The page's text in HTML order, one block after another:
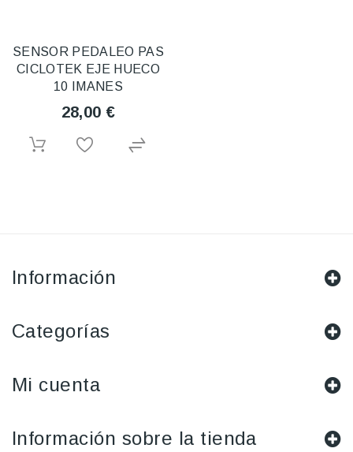
SENSOR PEDALEO PAS
CICLOTEK EJE HUECO
10 IMANES
28,00 €
Información
Categorías
Mi cuenta
Información sobre la tienda